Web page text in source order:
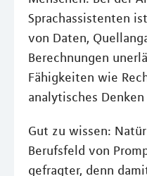
Sprachassistenten
von Daten,
Berechnungen
Fähigkeiten wie
analytisches
Gut zu wissen:
Berufsfeld von
gefragter, denn